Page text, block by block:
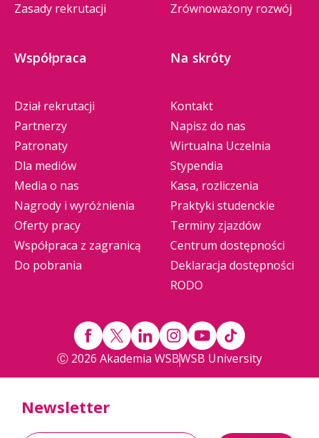
Zasady rekrutacji
Zrównoważony rozwój
Współpraca
Dział rekrutacji
Partnerzy
Patronaty
Dla mediów
Media o nas
Nagrody i wyróżnienia
Oferty pracy
Współpraca z zagranicą
Do pobrania
Na skróty
Kontakt
Napisz do nas
Wirtualna Uczelnia
Stypendia
Kasa, rozliczenia
Praktyki studenckie
Terminy zjazdów
Centrum dostępności
Deklaracja dostępności
RODO
Ⓒ 2026 Akademia WSBWSB University
Newsletter